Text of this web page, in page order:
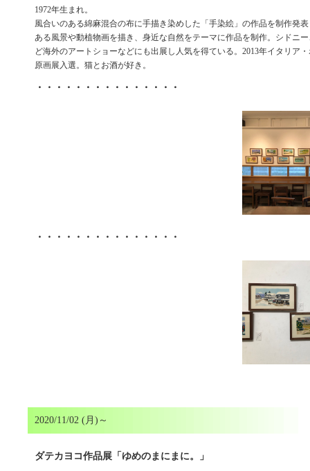
1972年生まれ。
風合いのある綿麻混合の布に手描き染めした「手染絵」の作品を制作発
ある風景や動植物画を描き、身近な自然をテーマに作品を制作。シドニ
ど海外のアートショーなどにも出展し人気を得ている。2013年イタリア
原画展入選。猫とお酒が好き。
・・・・・・・・・・・・・・・
・・・・・・・・・・・・・・・
2020/11/02 (月)～
ダテカヨコ作品展「ゆめのまにまに。」